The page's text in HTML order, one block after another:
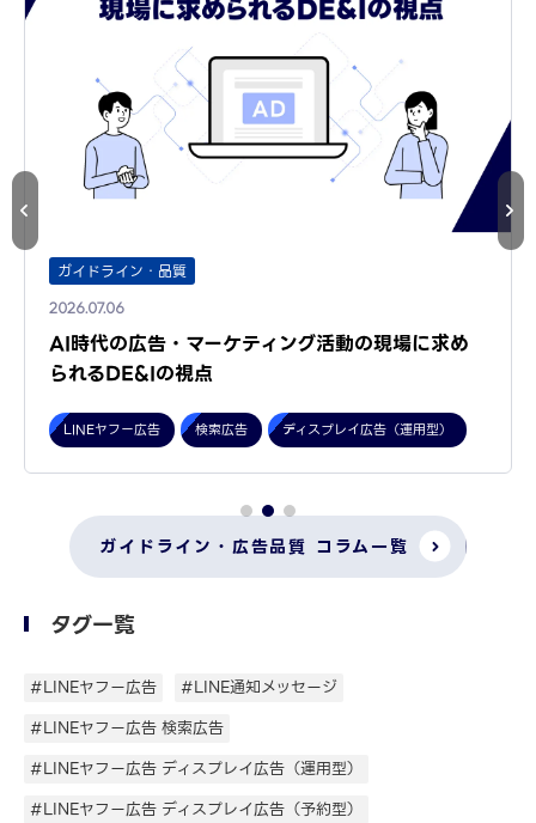
ガイドライン・品質
2026.07.06
AI時代の広告・マーケティング活動の現場に求め
られるDE&Iの視点
LINEヤフー広告 検索広告 ディスプレイ広告（運用型）
ガイドライン・広告品質 コラム一覧
タグ一覧
#LINEヤフー広告
#LINE通知メッセージ
#LINEヤフー広告 検索広告
#LINEヤフー広告 ディスプレイ広告（運用型）
#LINEヤフー広告 ディスプレイ広告（予約型）